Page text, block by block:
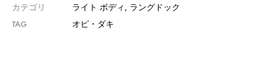
カテゴリ
ライト ボディ , ラングドック
TAG
オピ・ダキ